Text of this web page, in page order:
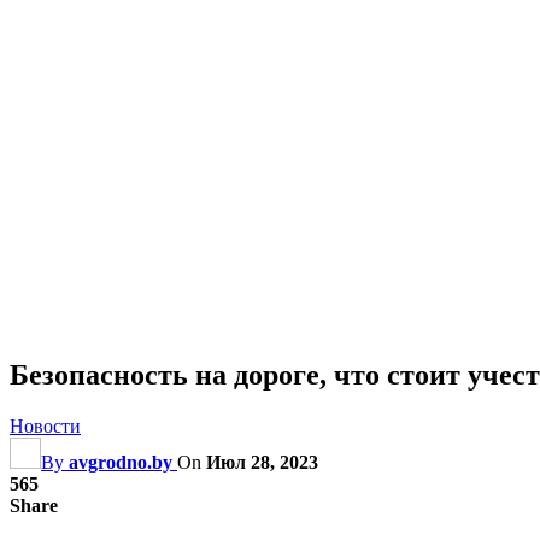
Безопасность на дороге, что стоит
Новости
By avgrodno.by On Июл 28, 2023
565
Share